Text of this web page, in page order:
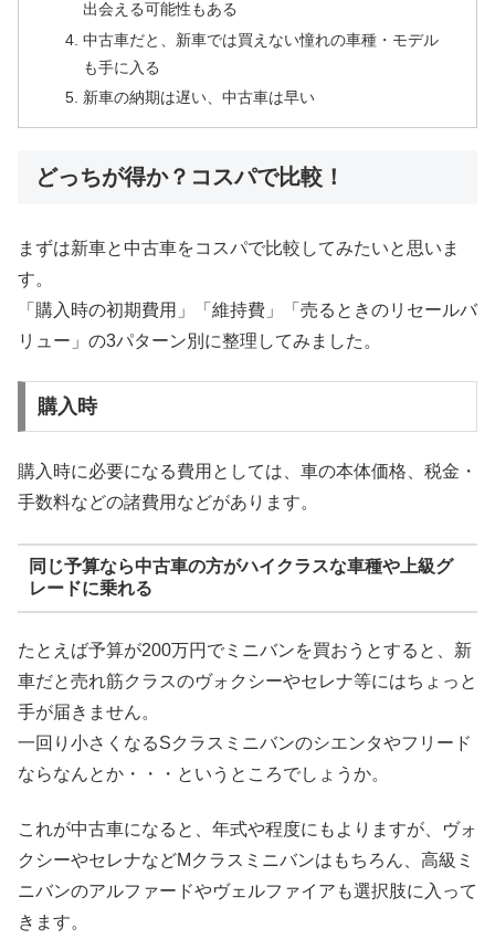
出会える可能性もある
中古車だと、新車では買えない憧れの車種・モデル
も手に入る
新車の納期は遅い、中古車は早い
どっちが得か？コスパで比較！
まずは新車と中古車をコスパで比較してみたいと思いま
す。
「購入時の初期費用」「維持費」「売るときのリセールバ
リュー」の3パターン別に整理してみました。
購入時
購入時に必要になる費用としては、車の本体価格、税金・
手数料などの諸費用などがあります。
同じ予算なら中古車の方がハイクラスな車種や上級グ
レードに乗れる
たとえば予算が200万円でミニバンを買おうとすると、新
車だと売れ筋クラスのヴォクシーやセレナ等にはちょっと
手が届きません。
一回り小さくなるSクラスミニバンのシエンタやフリード
ならなんとか・・・というところでしょうか。
これが中古車になると、年式や程度にもよりますが、ヴォ
クシーやセレナなどMクラスミニバンはもちろん、高級ミ
ニバンのアルファードやヴェルファイアも選択肢に入って
きます。